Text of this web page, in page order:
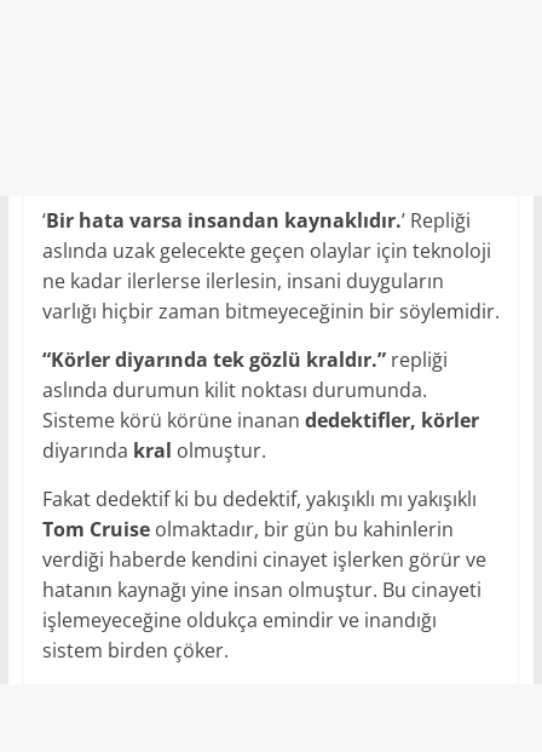
‘Bir hata varsa insandan kaynaklıdır.’ Repliği
aslında uzak gelecekte geçen olaylar için teknoloji
ne kadar ilerlerse ilerlesin, insani duyguların
varlığı hiçbir zaman bitmeyeceğinin bir söylemidir.
“Körler diyarında tek gözlü kraldır.”repliği
aslında durumun kilit noktası durumunda.
Sisteme körü körüne inanan dedektifler, körler
diyarında kral olmuştur.
Fakat dedektif ki bu dedektif, yakışıklı mı yakışıklı
Tom Cruiseolmaktadır, bir gün bu kahinlerin
verdiği haberde kendini cinayet işlerken görür ve
hatanın kaynağı yine insan olmuştur. Bu cinayeti
işlemeyeceğine oldukça emindir ve inandığı
sistem birden çöker.